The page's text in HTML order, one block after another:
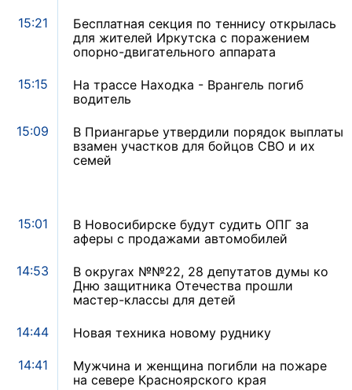
15:21
Бесплатная секция по теннису открылась
для жителей Иркутска с поражением
опорно-двигательного аппарата
15:15
На трассе Находка - Врангель погиб
водитель
15:09
В Приангарье утвердили порядок выплаты
взамен участков для бойцов СВО и их
семей
15:01
В Новосибирске будут судить ОПГ за
аферы с продажами автомобилей
14:53
В округах №№22, 28 депутатов думы ко
Дню защитника Отечества прошли
мастер-классы для детей
14:44 Новая техника новому руднику
14:41
Мужчина и женщина погибли на пожаре
на севере Красноярского края